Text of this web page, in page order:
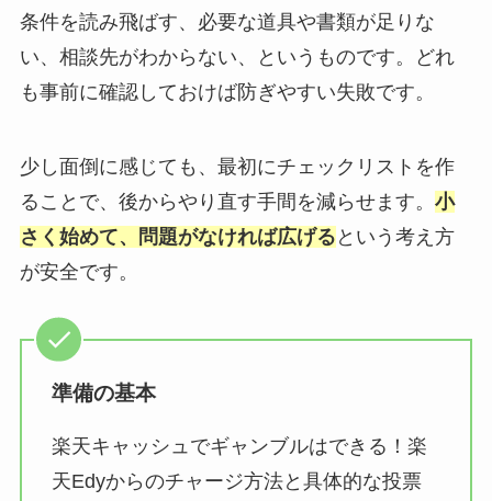
条件を読み飛ばす、必要な道具や書類が足りな
い、相談先がわからない、というものです。どれ
も事前に確認しておけば防ぎやすい失敗です。
少し面倒に感じても、最初にチェックリストを作
ることで、後からやり直す手間を減らせます。 小
さく始めて、問題がなければ広げる という考え方
が安全です。
準備の基本
楽天キャッシュでギャンブルはできる！楽
天Edyからのチャージ方法と具体的な投票